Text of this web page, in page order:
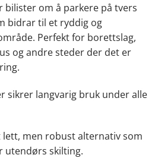
om å parkere på tvers
bidrar til et ryddig og
Perfekt for borettslag,
og andre steder der det er
sikrer langvarig bruk under alle
lett, men robust alternativ som
utendørs skilting.